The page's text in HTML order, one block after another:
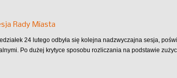
Rady Miasta
24 lutego odbyła się kolejna nadzwyczajna sesja,
Po dużej krytyce sposobu rozliczania na podstawie